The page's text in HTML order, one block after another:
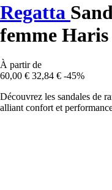
Regatta
femme Haris
À partir de
60,00 € 32,84 € -45%
Découvrez les sandales de
alliant confort et